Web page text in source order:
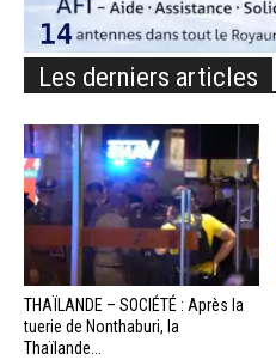
Les derniers articles
THAÏLANDE – SOCIÉTÉ : Après la
tuerie de Nonthaburi, la
Thaïlande...